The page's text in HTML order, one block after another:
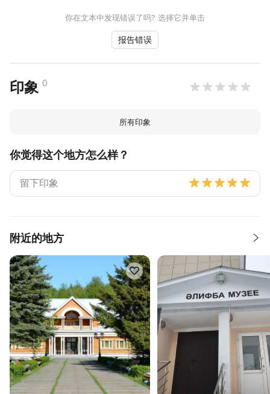
你在文本中发现错误了吗? 选择它并单击
报告错误
印象 0
所有印象
你觉得这个地方怎么样？
附近的地方